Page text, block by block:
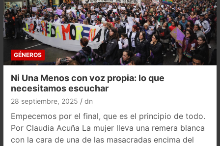
GÉNEROS
Ni Una Menos con voz propia: lo que
necesitamos escuchar
28 septiembre, 2025 dn
Empecemos por el final, que es el principio de todo.
Por Claudia Acuña La mujer lleva una remera blanca
con la cara de una de las masacradas encima del